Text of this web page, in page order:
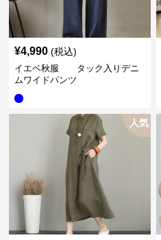
¥4,990 (税込)
イエベ秋服 タック入りデニ
ムワイドパンツ
人気